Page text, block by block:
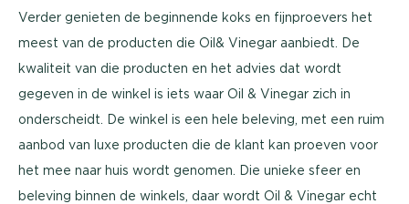
Verder genieten de beginnende koks en fijnproevers het
meest van de producten die Oil& Vinegar aanbiedt. De
kwaliteit van die producten en het advies dat wordt
gegeven in de winkel is iets waar Oil & Vinegar zich in
onderscheidt. De winkel is een hele beleving, met een ruim
aanbod van luxe producten die de klant kan proeven voor
het mee naar huis wordt genomen. Die unieke sfeer en
beleving binnen de winkels, daar wordt Oil & Vinegar echt